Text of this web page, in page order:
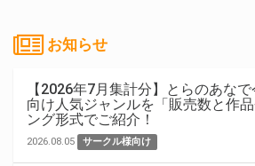
お知らせ
【2026年7月集計分】とらのあな
向け人気ジャンルを「販売数と作
ング形式でご紹介！
2026.08.05 サークル様向け